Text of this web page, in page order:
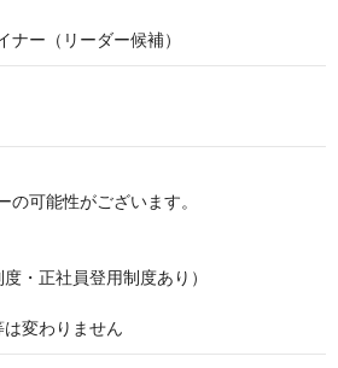
ナー（リーダー候補）
可能性がございます。
・正社員登用制度あり）
変わりません